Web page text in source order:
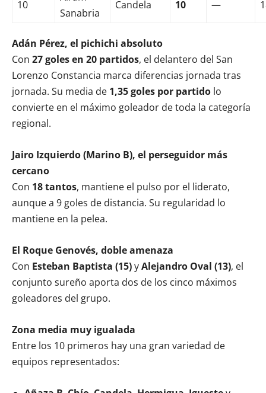
10
Sanabria
Candela 10 —
Adán Pérez, el pichichi absoluto
Con 27 goles en 20 partidos, el delantero del San
Lorenzo Constancia marca diferencias jornada tras
jornada. Su media de 1,35 goles por partido lo
convierte en el máximo goleador de toda la categoría
regional.
Jairo Izquierdo (Marino B), el perseguidor más
cercano
Con 18 tantos, mantiene el pulso por el liderato,
aunque a 9 goles de distancia. Su regularidad lo
mantiene en la pelea.
El Roque Genovés, doble amenaza
Con Esteban Baptista (15)yAlejandro Oval (13), el
conjunto sureño aporta dos de los cinco máximos
goleadores del grupo.
Zona media muy igualada
Entre los 10 primeros hay una gran variedad de
equipos representados: